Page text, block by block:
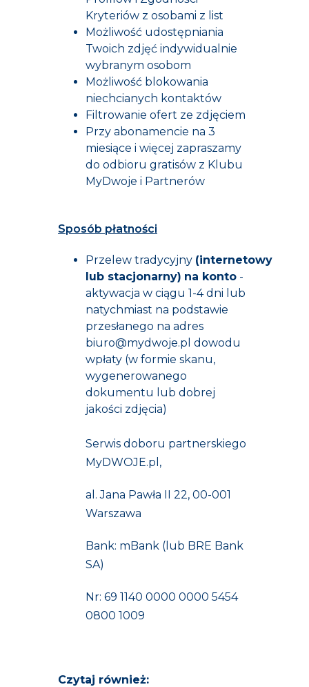
Kryteriów z osobami z list
Możliwość udostępniania
Twoich zdjęć indywidualnie
wybranym osobom
Możliwość blokowania
niechcianych kontaktów
Filtrowanie ofert ze zdjęciem
Przy abonamencie na 3
miesiące i więcej zapraszamy
do odbioru gratisów z Klubu
MyDwoje i Partnerów
Sposób płatności
Przelew tradycyjny (internetowy
lub stacjonarny) na konto -
aktywacja w ciągu 1-4 dni lub
natychmiast na podstawie
przesłanego na adres
biuro@mydwoje.pl dowodu
wpłaty (w formie skanu,
wygenerowanego
dokumentu lub dobrej
jakości zdjęcia)
Serwis doboru partnerskiego
MyDWOJE.pl,
al. Jana Pawła II 22, 00-001
Warszawa
Bank: mBank (lub BRE Bank
SA)
Nr: 69 1140 0000 0000 5454
0800 1009
Czytaj również: